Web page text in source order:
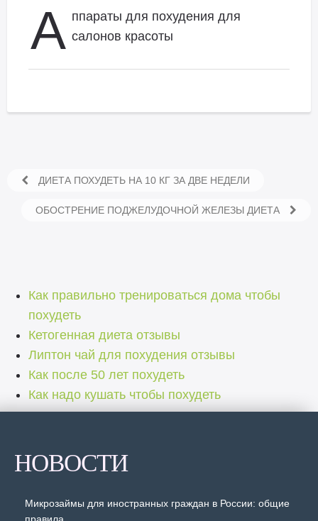
А ппараты для похудения для
салонов красоты
ДИЕТА ПОХУДЕТЬ НА 10 КГ ЗА ДВЕ НЕДЕЛИ
ОБОСТРЕНИЕ ПОДЖЕЛУДОЧНОЙ ЖЕЛЕЗЫ ДИЕТА
Как правильно тренироваться дома чтобы
похудеть
Кетогенная диета отзывы
Липтон чай для похудения отзывы
Как после 50 лет похудеть
Как надо кушать чтобы похудеть
НОВОСТИ
Микрозаймы для иностранных граждан в России: общие